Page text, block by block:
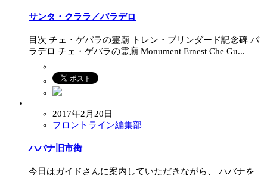
サンタ・クララ／バラデロ
目次 チェ・ゲバラの霊廟 トレン・ブリンダード記念碑 バ
ラデロ チェ・ゲバラの霊廟 Monument Ernest Che Gu...
2017年2月20日
フロントライン編集部
ハバナ旧市街
今日はガイドさんに案内していただきながら、 ハバナを